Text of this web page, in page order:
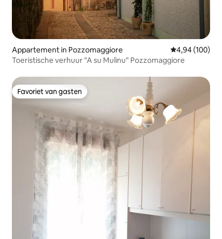
Appartement in Pozzomaggiore Gemiddelde
4,94 (100)
Toeristische verhuur "A su Mulinu" Pozzomaggiore
Favoriet van gasten
Favoriet van gasten